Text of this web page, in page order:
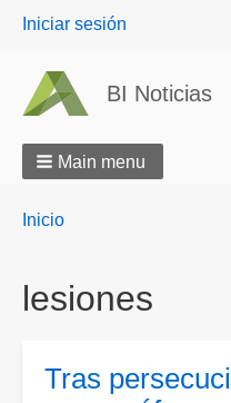
User
Iniciar sesión
BI Noticias
Main menu
Breadcrumbs
You
Inicio
lesiones
Tras